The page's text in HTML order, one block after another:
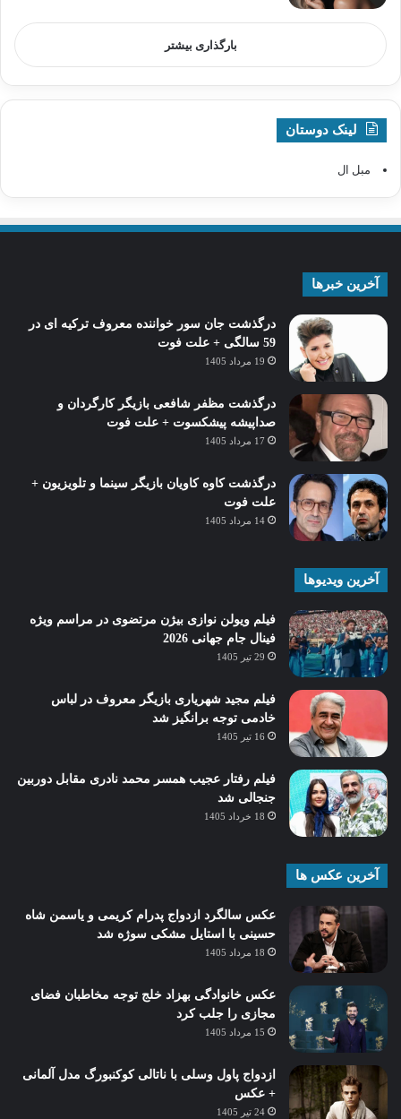
بارگذاری بیشتر
لینک دوستان
مبل ال
آخرین خبرها
درگذشت جان سور خواننده معروف ترکیه ای در
59 سالگی + علت فوت
19 مرداد 1405
درگذشت مظفر شافعی بازیگر کارگردان و
صداپیشه پیشکسوت + علت فوت
17 مرداد 1405
درگذشت کاوه کاویان بازیگر سینما و تلویزیون +
علت فوت
14 مرداد 1405
آخرین ویدیوها
فیلم ویولن نوازی بیژن مرتضوی در مراسم ویژه
فینال جام جهانی 2026
29 تیر 1405
فیلم مجید شهریاری بازیگر معروف در لباس
خادمی توجه برانگیز شد
16 تیر 1405
فیلم رفتار عجیب همسر محمد نادری مقابل دوربین
جنجالی شد
18 خرداد 1405
آخرین عکس ها
عکس سالگرد ازدواج پدرام کریمی و یاسمن شاه‌
حسینی با استایل مشکی سوژه شد
18 مرداد 1405
عکس خانوادگی بهزاد خلج توجه مخاطبان فضای
مجازی را جلب کرد
15 مرداد 1405
ازدواج پاول وسلی با ناتالی کوکنبورگ مدل آلمانی
+ عکس
24 تیر 1405